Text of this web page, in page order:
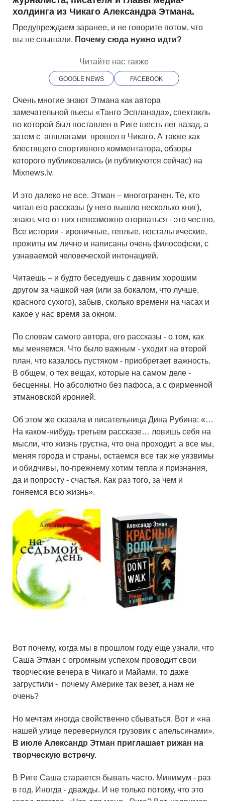
холдинга из Чикаго Александра Этмана.
Предупреждаем заранее, и не говорите потом, что
вы не слышали. Почему сюда нужно идти?
Читайте нас также
GOOGLE NEWS FACEBOOK
Очень многие знают Этмана как автора
замечательной пьесы «Танго Эспланада», спектакль
по которой был поставлен в Риге шесть лет назад, а
затем с аншлагами прошел в Чикаго. А также как
блестящего спортивного комментатора, обзоры
которого публиковались (и публикуются сейчас) на
Mixnews.lv.
И это далеко не все. Этман – многогранен. Те, кто
читал его рассказы (у него вышло несколько книг),
знают, что от них невозможно оторваться - это честно.
Все истории - ироничные, теплые, ностальгические,
прожиты им лично и написаны очень философски, с
узнаваемой человеческой интонацией.
Читаешь – и будто беседуешь с давним хорошим
другом за чашкой чая (или за бокалом, что лучше,
красного сухого), забыв, сколько времени на часах и
какое у нас время за окном.
По словам самого автора, его рассказы - о том, как
мы меняемся. Что было важным - уходит на второй
план, что казалось пустяком - приобретает важность.
В общем, о тех вещах, которые на самом деле -
бесценны. Но абсолютно без пафоса, а с фирменной
этмановской иронией.
Об этом же сказала и писательница Дина Рубина: «…
На каком-нибудь третьем рассказе… ловишь себя на
мысли, что жизнь грустна, что она проходит, а все мы,
меняя города и страны, остаемся все так же уязвимы
и обидчивы, по-прежнему хотим тепла и признания,
да и попросту - счастья. Как раз того, за чем и
гоняемся всю жизнь».
Вот почему, когда мы в прошлом году еще узнали, что
Саша Этман с огромным успехом проводит свои
творческие вечера в Чикаго и Майами, то даже
загрустили - почему Америке так везет, а нам не
очень?
Но мечтам иногда свойственно сбываться. Вот и «на
нашей улице перевернулся грузовик с апельсинами».
В июле Александр Этман приглашает рижан на
творческую встречу.
В Риге Саша старается бывать часто. Минимум - раз
в год. Иногда - дважды. И не только потому, что это